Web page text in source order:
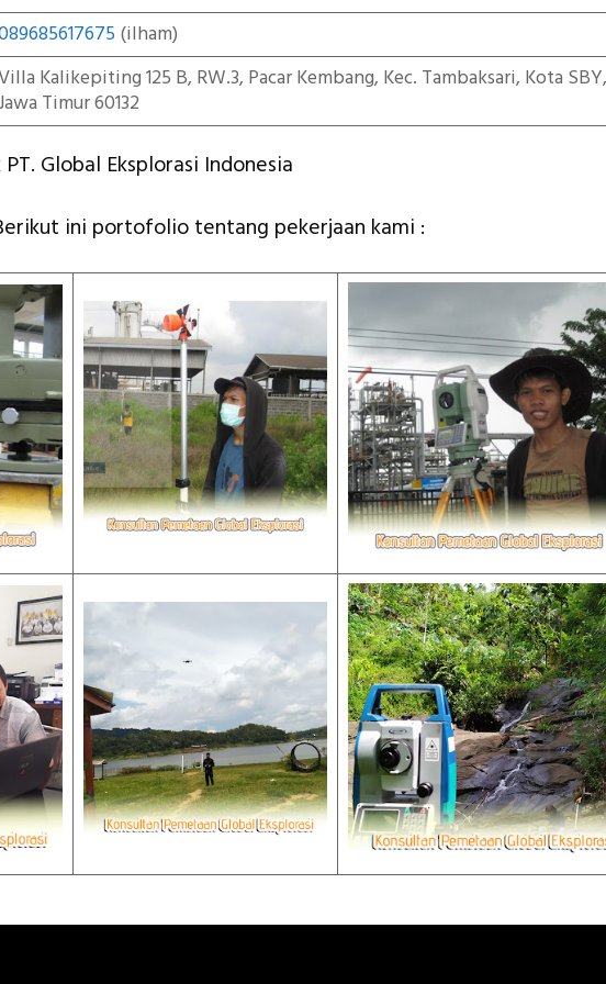
(ilham)
Kalikepiting 125 B, RW.3, Pacar Kembang, Kec. Tambaksari, Kota SBY,
Timur 60132
Global Eksplorasi Indonesia
ini portofolio tentang pekerjaan kami :